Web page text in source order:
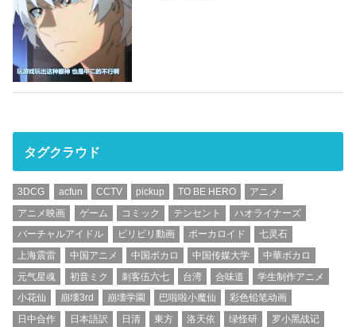
タグクラウド
3DCG acfun CCTV pickup TO BE HERO
アニメ
アニメ映画
ゲーム コミック テンセント
ハオライナーズ
バーチャルアイドル
ビリビリ動画 ボーカロイド
七灵石
上海震雷
中国アニメ 中国ボカロ 中国传媒大学
中華ボカロ
元气星魂
初音ミク 刺客伍六七 台湾 合味道
学生制作アニメ
小花仙
崩壊3rd 崩壊学園 巴啦啦小魔仙
彩色铅笔动画
日中合作
日本語訳 日清 東方 洛天依 绿怪研
罗小黑战记